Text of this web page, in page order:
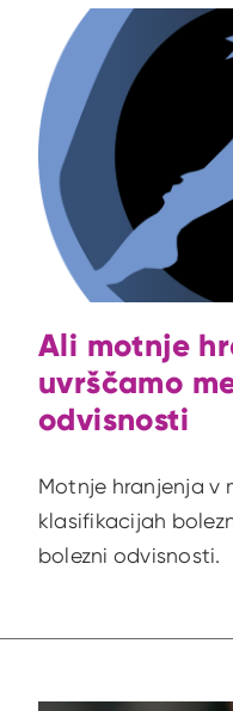
Ali motnje
uvrščamo
odvisnosti
Motnje hranjenja v
klasifikacijah
bolezni odvisnosti.